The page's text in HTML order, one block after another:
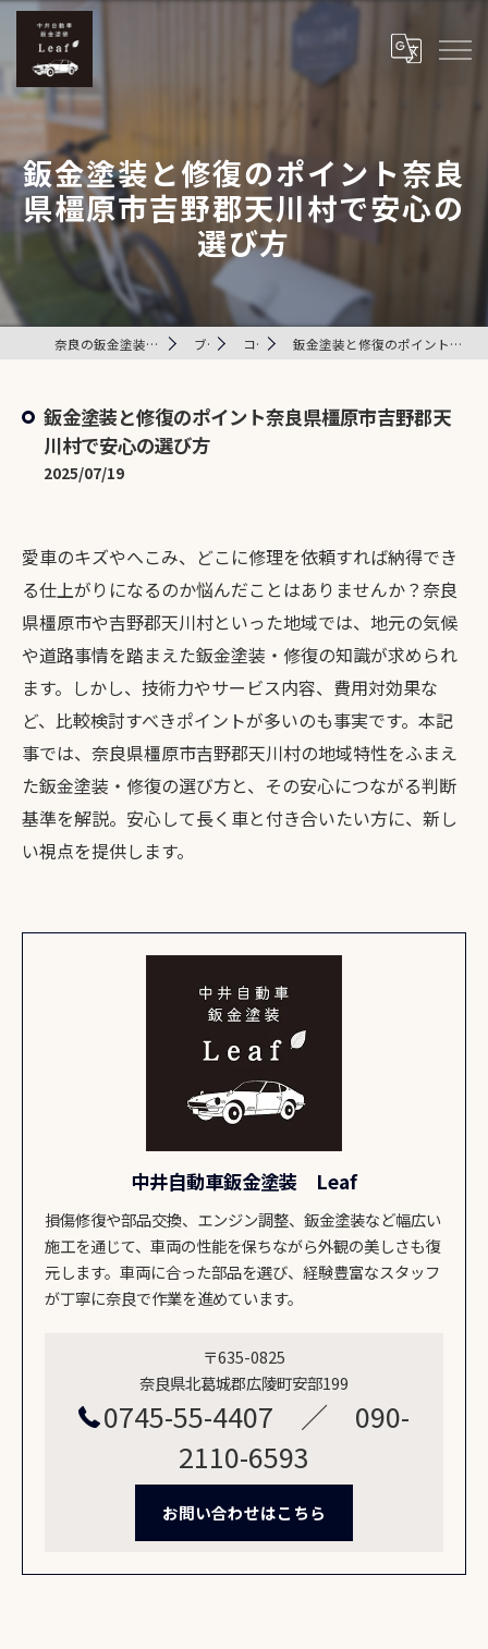
鈑金塗装と修復のポイント奈良
県橿原市吉野郡天川村で安心の
選び方
奈良の鈑金塗装は中井自動車鈑金塗装 Leaf ブログ コラム 鈑金塗装と修復のポイント奈良県橿原市吉野郡天川村で安心の選び方
鈑金塗装と修復のポイント奈良県橿原市吉野郡天
川村で安心の選び方
2025/07/19
愛車のキズやへこみ、どこに修理を依頼すれば納得でき
る仕上がりになるのか悩んだことはありませんか？奈良
県橿原市や吉野郡天川村といった地域では、地元の気候
や道路事情を踏まえた鈑金塗装・修復の知識が求められ
ます。しかし、技術力やサービス内容、費用対効果な
ど、比較検討すべきポイントが多いのも事実です。本記
事では、奈良県橿原市吉野郡天川村の地域特性をふまえ
た鈑金塗装・修復の選び方と、その安心につながる判断
基準を解説。安心して長く車と付き合いたい方に、新し
い視点を提供します。
中井自動車鈑金塗装 Leaf
損傷修復や部品交換、エンジン調整、鈑金塗装など幅広い
施工を通じて、車両の性能を保ちながら外観の美しさも復
元します。車両に合った部品を選び、経験豊富なスタッフ
が丁寧に奈良で作業を進めています。
〒635-0825
奈良県北葛城郡広陵町安部199
0745-55-4407 ／ 090-
2110-6593
お問い合わせはこちら